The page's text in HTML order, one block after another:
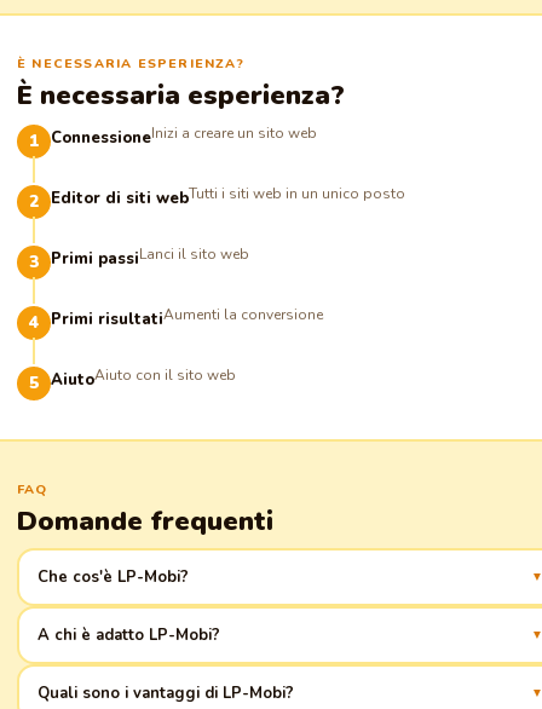
È NECESSARIA ESPERIENZA?
È necessaria esperienza?
ConnessioneInizi a creare un sito web
Editor di siti webTutti i siti web in un unico posto
Primi passiLanci il sito web
Primi risultatiAumenti la conversione
AiutoAiuto con il sito web
FAQ
Domande frequenti
Che cos'è LP-Mobi?
È una piattaforma per la creazione rapida di landing page, specificamente
per il business di prodotti. Avvio facile e gestione comoda! faq_answer2 -
Ai proprietari di attività di vendita di prodotti che cercano un modo
efficace per presentare i propri prodotti online.
A chi è adatto LP-Mobi?
Quali sono i vantaggi di LP-Mobi?